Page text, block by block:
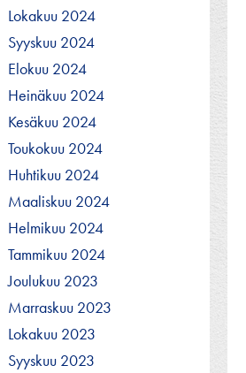
Lokakuu 2024
Syyskuu 2024
Elokuu 2024
Heinäkuu 2024
Kesäkuu 2024
Toukokuu 2024
Huhtikuu 2024
Maaliskuu 2024
Helmikuu 2024
Tammikuu 2024
Joulukuu 2023
Marraskuu 2023
Lokakuu 2023
Syyskuu 2023